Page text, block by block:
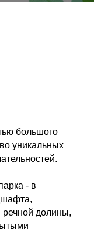
большого
уникальных
- в
речной долины,